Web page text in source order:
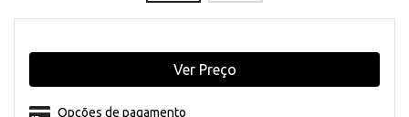
Opções de pagamento
Ver Preço